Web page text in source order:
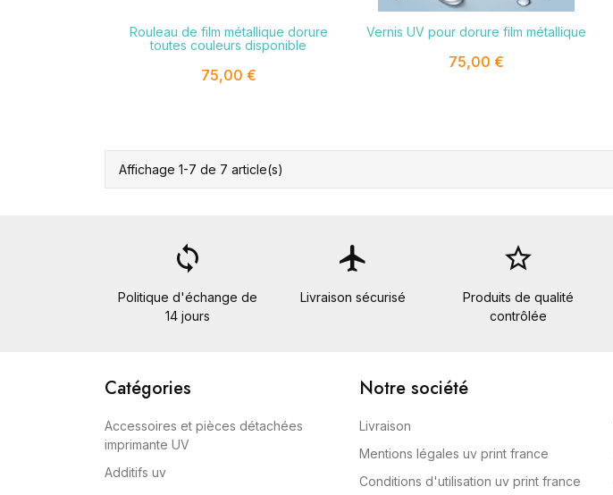

Rouleau de film métallique dorure
toutes couleurs disponible
75,00 €

Vernis UV pour dorure film métallique
75,00 €
Affichage 1-7 de 7 article(s)
loop
Politique d'échange de
14 jours
flight
Livraison sécurisé
star_border
Produits de qualité
contrôlée
Catégories
Accessoires et pièces détachées
imprimante UV
Additifs uv
Notre société
Livraison
Mentions légales uv print france
Conditions d'utilisation uv print france